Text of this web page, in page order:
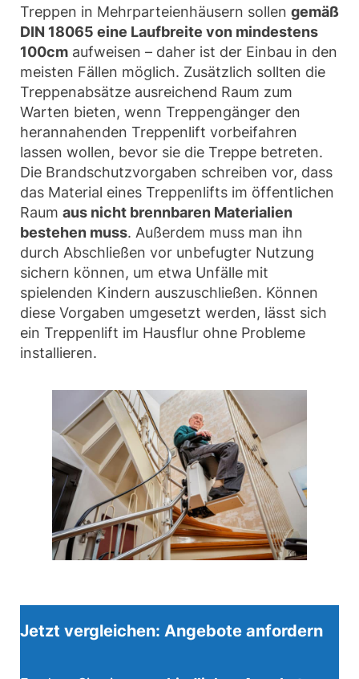
Treppen in Mehrparteienhäusern sollen gemäß
DIN 18065 eine Laufbreite von mindestens
100cm aufweisen – daher ist der Einbau in den
meisten Fällen möglich. Zusätzlich sollten die
Treppenabsätze ausreichend Raum zum
Warten bieten, wenn Treppengänger den
herannahenden Treppenlift vorbeifahren
lassen wollen, bevor sie die Treppe betreten.
Die Brandschutzvorgaben schreiben vor, dass
das Material eines Treppenlifts im öffentlichen
Raum aus nicht brennbaren Materialien
bestehen muss. Außerdem muss man ihn
durch Abschließen vor unbefugter Nutzung
sichern können, um etwa Unfälle mit
spielenden Kindern auszuschließen. Können
diese Vorgaben umgesetzt werden, lässt sich
ein Treppenlift im Hausflur ohne Probleme
installieren.
Jetzt vergleichen: Angebote anfordern